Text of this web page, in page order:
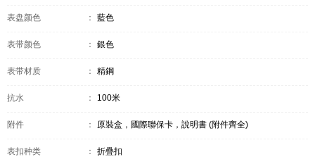
表盘颜色 ： 藍色
表带颜色 ： 銀色
表带材质 ： 精鋼
抗水 ： 100米
附件 ： 原裝盒，國際聯保卡，說明書 (附件齊全)
表扣种类 ： 折疊扣